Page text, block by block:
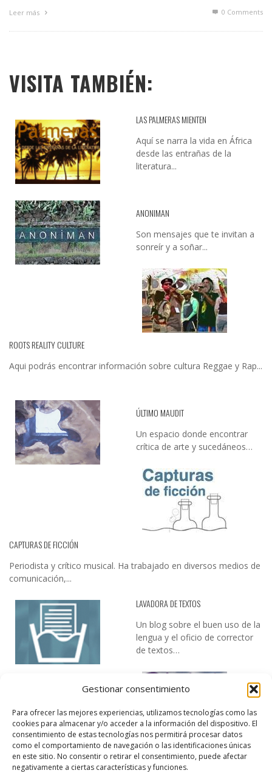
Gestionar consentimiento
Para ofrecer las mejores experiencias, utilizamos tecnologías como las
cookies para almacenar y/o acceder a la información del dispositivo. El
consentimiento de estas tecnologías nos permitirá procesar datos
como el comportamiento de navegación o las identificaciones únicas
en este sitio. No consentir o retirar el consentimiento, puede afectar
negativamente a ciertas características y funciones.
Leer más 0 Comments
VISITA TAMBIÉN:
LAS PALMERAS MIENTEN
Aquí se narra la vida en África
desde las entrañas de la
literatura...
ANONIMAN
Son mensajes que te invitan a
sonreír y a soñar...
ROOTS REALITY CULTURE
Aqui podrás encontrar información sobre cultura Reggae y Rap...
ÚLTIMO MAUDIT
Un espacio donde encontrar
crítica de arte y sucedáneos…
CAPTURAS DE FICCIÓN
Periodista y crítico musical. Ha trabajado en diversos medios de
comunicación,...
LAVADORA DE TEXTOS
Un blog sobre el buen uso de la
lengua y el oficio de corrector
de textos…
DESIREE MARTÍN
…la realidad, es que cada día es más complicado realizar esos